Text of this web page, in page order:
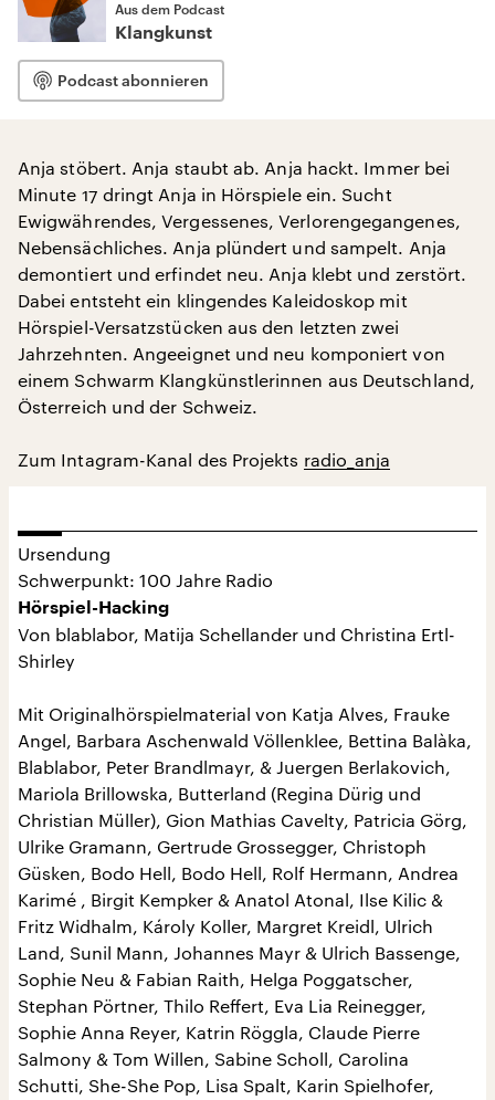
Aus dem Podcast
Klangkunst
Podcast abonnieren
Anja stöbert. Anja staubt ab. Anja hackt. Immer bei
Minute 17 dringt Anja in Hörspiele ein. Sucht
Ewigwährendes, Vergessenes, Verlorengegangenes,
Nebensächliches. Anja plündert und sampelt. Anja
demontiert und erfindet neu. Anja klebt und zerstört.
Dabei entsteht ein klingendes Kaleidoskop mit
Hörspiel-Versatzstücken aus den letzten zwei
Jahrzehnten. Angeeignet und neu komponiert von
einem Schwarm Klangkünstlerinnen aus Deutschland,
Österreich und der Schweiz.
Zum Intagram-Kanal des Projekts radio_anja
Ursendung
Schwerpunkt: 100 Jahre Radio
Hörspiel-Hacking
Von blablabor, Matija Schellander und Christina Ertl-
Shirley
Mit Originalhörspielmaterial von Katja Alves, Frauke
Angel, Barbara Aschenwald Völlenklee, Bettina Balàka,
Blablabor, Peter Brandlmayr, & Juergen Berlakovich,
Mariola Brillowska, Butterland (Regina Dürig und
Christian Müller), Gion Mathias Cavelty, Patricia Görg,
Ulrike Gramann, Gertrude Grossegger, Christoph
Güsken, Bodo Hell, Bodo Hell, Rolf Hermann, Andrea
Karimé , Birgit Kempker & Anatol Atonal, Ilse Kilic &
Fritz Widhalm, Károly Koller, Margret Kreidl, Ulrich
Land, Sunil Mann, Johannes Mayr & Ulrich Bassenge,
Sophie Neu & Fabian Raith, Helga Poggatscher,
Stephan Pörtner, Thilo Reffert, Eva Lia Reinegger,
Sophie Anna Reyer, Katrin Röggla, Claude Pierre
Salmony & Tom Willen, Sabine Scholl, Carolina
Schutti, She-She Pop, Lisa Spalt, Karin Spielhofer,